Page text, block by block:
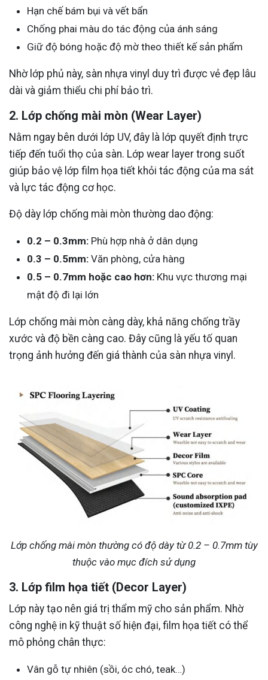
Hạn chế bám bụi và vết bẩn
Chống phai màu do tác động của ánh sáng
Giữ độ bóng hoặc độ mờ theo thiết kế sản phẩm
Nhờ lớp phủ này, sàn nhựa vinyl duy trì được vẻ đẹp lâu
dài và giảm thiểu chi phí bảo trì.
2. Lớp chống mài mòn (Wear Layer)
Nằm ngay bên dưới lớp UV, đây là lớp quyết định trực
tiếp đến tuổi thọ của sàn. Lớp wear layer trong suốt
giúp bảo vệ lớp film họa tiết khỏi tác động của ma sát
và lực tác động cơ học.
Độ dày lớp chống mài mòn thường dao động:
0.2 – 0.3mm: Phù hợp nhà ở dân dụng
0.3 – 0.5mm: Văn phòng, cửa hàng
0.5 – 0.7mm hoặc cao hơn: Khu vực thương mại
mật độ đi lại lớn
Lớp chống mài mòn càng dày, khả năng chống trầy
xước và độ bền càng cao. Đây cũng là yếu tố quan
trọng ảnh hưởng đến giá thành của sàn nhựa vinyl.
Lớp chống mài mòn thường có độ dày từ 0.2 – 0.7mm tùy
thuộc vào mục đích sử dụng
3. Lớp film họa tiết (Decor Layer)
Lớp này tạo nên giá trị thẩm mỹ cho sản phẩm. Nhờ
công nghệ in kỹ thuật số hiện đại, film họa tiết có thể
mô phỏng chân thực:
Vân gỗ tự nhiên (sồi, óc chó, teak…)